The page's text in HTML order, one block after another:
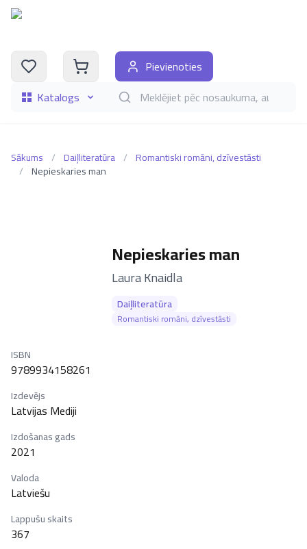
Katalogs Meklēt grāmatas pēc nosaukuma, autora,
Pievienoties
Sākums / Daiļliteratūra / Romantiski romāni, dzīvestāsti
/ Nepieskaries man
Nepieskaries man
–
Laura Knaidla
Daiļliteratūra
Romantiski romāni, dzīvestāsti
ISBN
9789934158261
Izdevējs
Latvijas Mediji
Izdošanas gads
2021
Valoda
Latviešu
Lappušu skaits
367